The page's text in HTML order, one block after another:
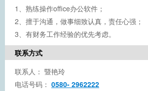
1、熟练操作office办公软件；
2、擅于沟通，做事细致认真，责任心强；
3、有财务工作经验的优先考虑。
联系方式
联系人： 暨艳玲
电话号码： 0580- 2962222